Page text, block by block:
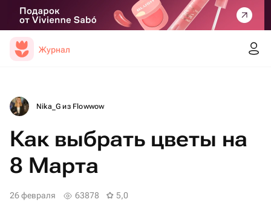
Журнал
Nika_G из Flowwow
Как выбрать цветы на
8 Марта
26 февраля 63878 5,0